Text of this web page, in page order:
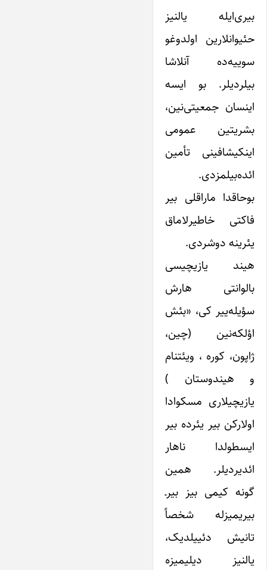
بیری‌ایله یالنیز
حئیوانلارین اولدوغو
سوییه‌ده آنلاشا
بیلردیلر. بو ایسه
اینسان جمعیتی‌نین،
بشریتین عمومی
اینکیشافینی تأمین
ائده‌بیلمزدی.
بوحاقدا ماراقلی بیر
فاکتی خاطیرلاماق
یئرینه دوشردی.
هیند یازیچیسی
بالوانتی هارش
سؤیله‌ییر کی، «بئش
اؤلکه‌نین (چین،
ژاپون، کوره ، ویئتنام
و هیندوستان )
یازیچیلاری مسکوادا
اولارکن بیر یئرده بیر
ایسطولدا ناهار
ائدیردیلر. همین
‌گونه کیمی بیز بیرـ
بیریمیزله شخصاً
تانیش دئییلدیک،
یالنیز دیلیمیزه